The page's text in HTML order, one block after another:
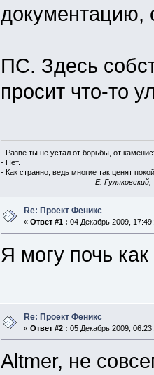
документацию,
ПС. Здесь
просит что-то
- Разве ты не устал от борьбы, от
- Нет.
- Как странно, ведь многие так ценят
E.
Re: Проект Феникс
« Ответ #1 : 04 Декабрь 2009,
Я могу почь
Re: Проект Феникс
« Ответ #2 : 05 Декабрь 2009,
Altmer, не